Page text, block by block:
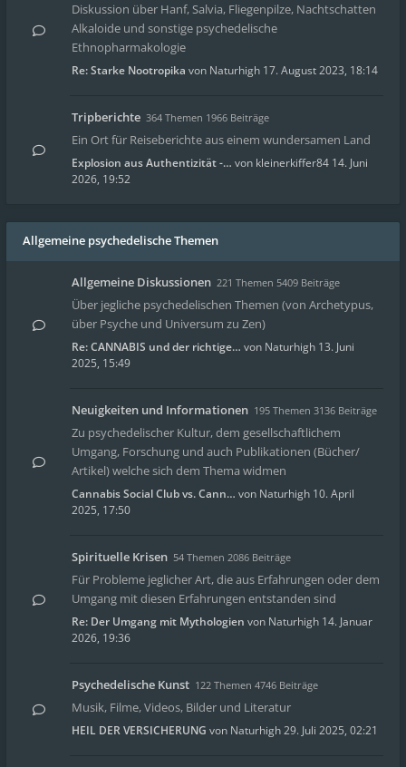
Diskussion über Hanf, Salvia, Fliegenpilze, Nachtschatten
Alkaloide und sonstige psychedelische
Ethnopharmakologie
Re: Starke Nootropika von Naturhigh 17. August 2023, 18:14
Tripberichte 364 Themen 1966 Beiträge
Ein Ort für Reiseberichte aus einem wundersamen Land
Explosion aus Authentizität -… von kleinerkiffer84 14. Juni
2026, 19:52
Allgemeine psychedelische Themen
Allgemeine Diskussionen 221 Themen 5409 Beiträge
Über jegliche psychedelischen Themen (von Archetypus,
über Psyche und Universum zu Zen)
Re: CANNABIS und der richtige… von Naturhigh 13. Juni
2025, 15:49
Neuigkeiten und Informationen 195 Themen 3136 Beiträge
Zu psychedelischer Kultur, dem gesellschaftlichem
Umgang, Forschung und auch Publikationen (Bücher/
Artikel) welche sich dem Thema widmen
Cannabis Social Club vs. Cann… von Naturhigh 10. April
2025, 17:50
Spirituelle Krisen 54 Themen 2086 Beiträge
Für Probleme jeglicher Art, die aus Erfahrungen oder dem
Umgang mit diesen Erfahrungen entstanden sind
Re: Der Umgang mit Mythologien von Naturhigh 14. Januar
2026, 19:36
Psychedelische Kunst 122 Themen 4746 Beiträge
Musik, Filme, Videos, Bilder und Literatur
HEIL DER VERSICHERUNG von Naturhigh29. Juli 2025, 02:21